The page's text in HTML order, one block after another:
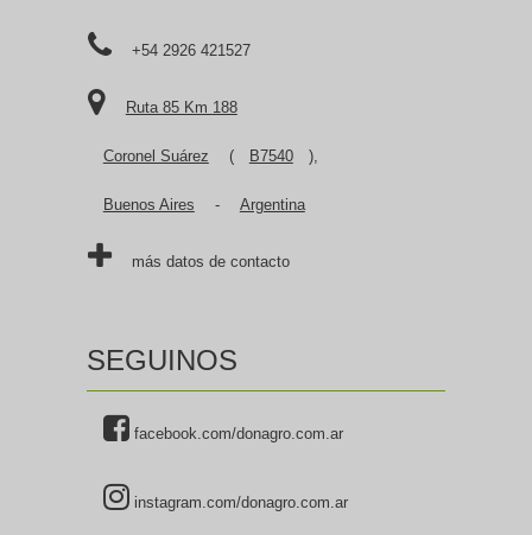
+54 2926 421527
Ruta 85 Km 188
Coronel Suárez ( B7540 ),
Buenos Aires - Argentina
más datos de contacto
SEGUINOS
facebook.com/donagro.com.ar
instagram.com/donagro.com.ar